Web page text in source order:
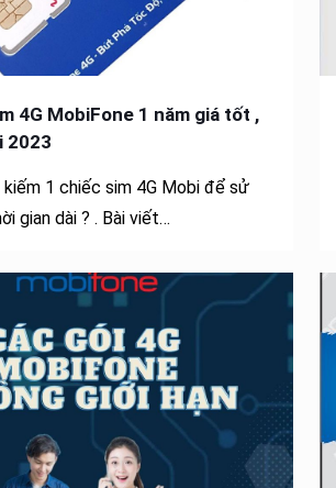
4G MobiFone 1 năm giá tốt ,
2023
1 chiếc sim 4G Mobi để sử
gian dài ? . Bài viết…